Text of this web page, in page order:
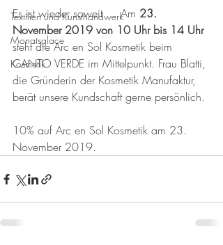
Textilien und Kunsthandwerk
Monatsglace
Kosmetik
Es ist wieder soweit … Am 23.
November 2019 von 10 Uhr bis 14 Uhr
steht die Arc en Sol Kosmetik beim
CANTO VERDE im Mittelpunkt. Frau Blatti,
die Gründerin der Kosmetik Manufaktur,
berät unsere Kundschaft gerne persönlich.
10% auf Arc en Sol Kosmetik am 23.
November 2019.